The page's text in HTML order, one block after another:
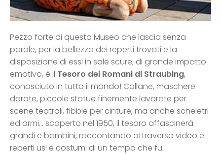
Pezzo forte di questo Museo che lascia senza
parole, per la bellezza dei reperti trovati e la
disposizione di essi in sale scure, di grande impatto
emotivo, è il Tesoro dei Romani di Straubing,
conosciuto in tutto il mondo! Collane, maschere
dorate, piccole statue finemente lavorate per
scene teatrali, fibbie per cinture, ma anche scheletri
ed armi… scoperto nel 1950, il tesoro affascinerà
grandi e bambini, raccontando attraverso video e
reperti usi e costumi di un tempo che fu.